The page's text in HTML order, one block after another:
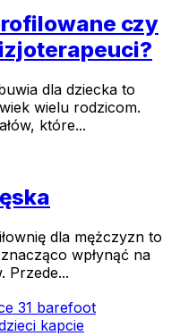
czy
dla dziecka to
wielu rodzicom.
które...
dla mężczyzn to
wpłynąć na
Przede...
31 barefoot
kapcie